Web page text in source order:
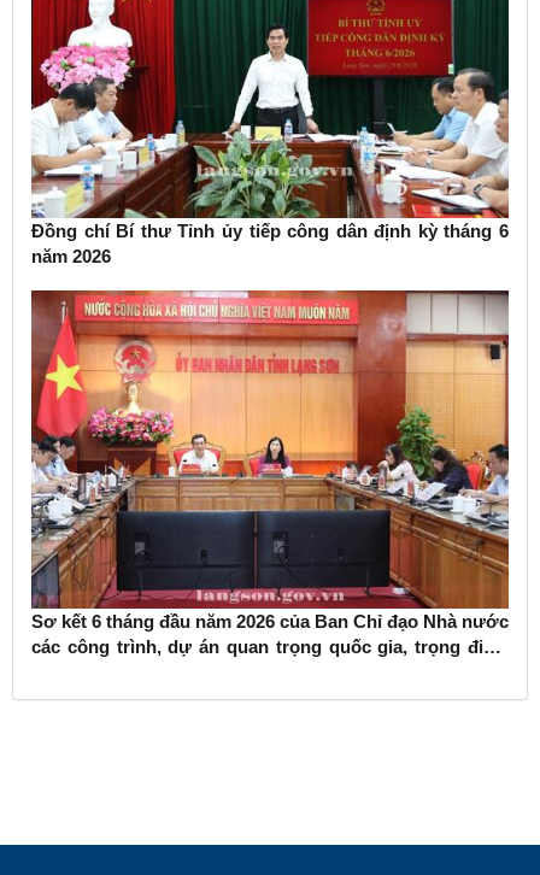
Đồng chí Bí thư Tỉnh ủy tiếp công dân định kỳ tháng 6
năm 2026
Sơ kết 6 tháng đầu năm 2026 của Ban Chỉ đạo Nhà nước
các công trình, dự án quan trọng quốc gia, trọng điểm